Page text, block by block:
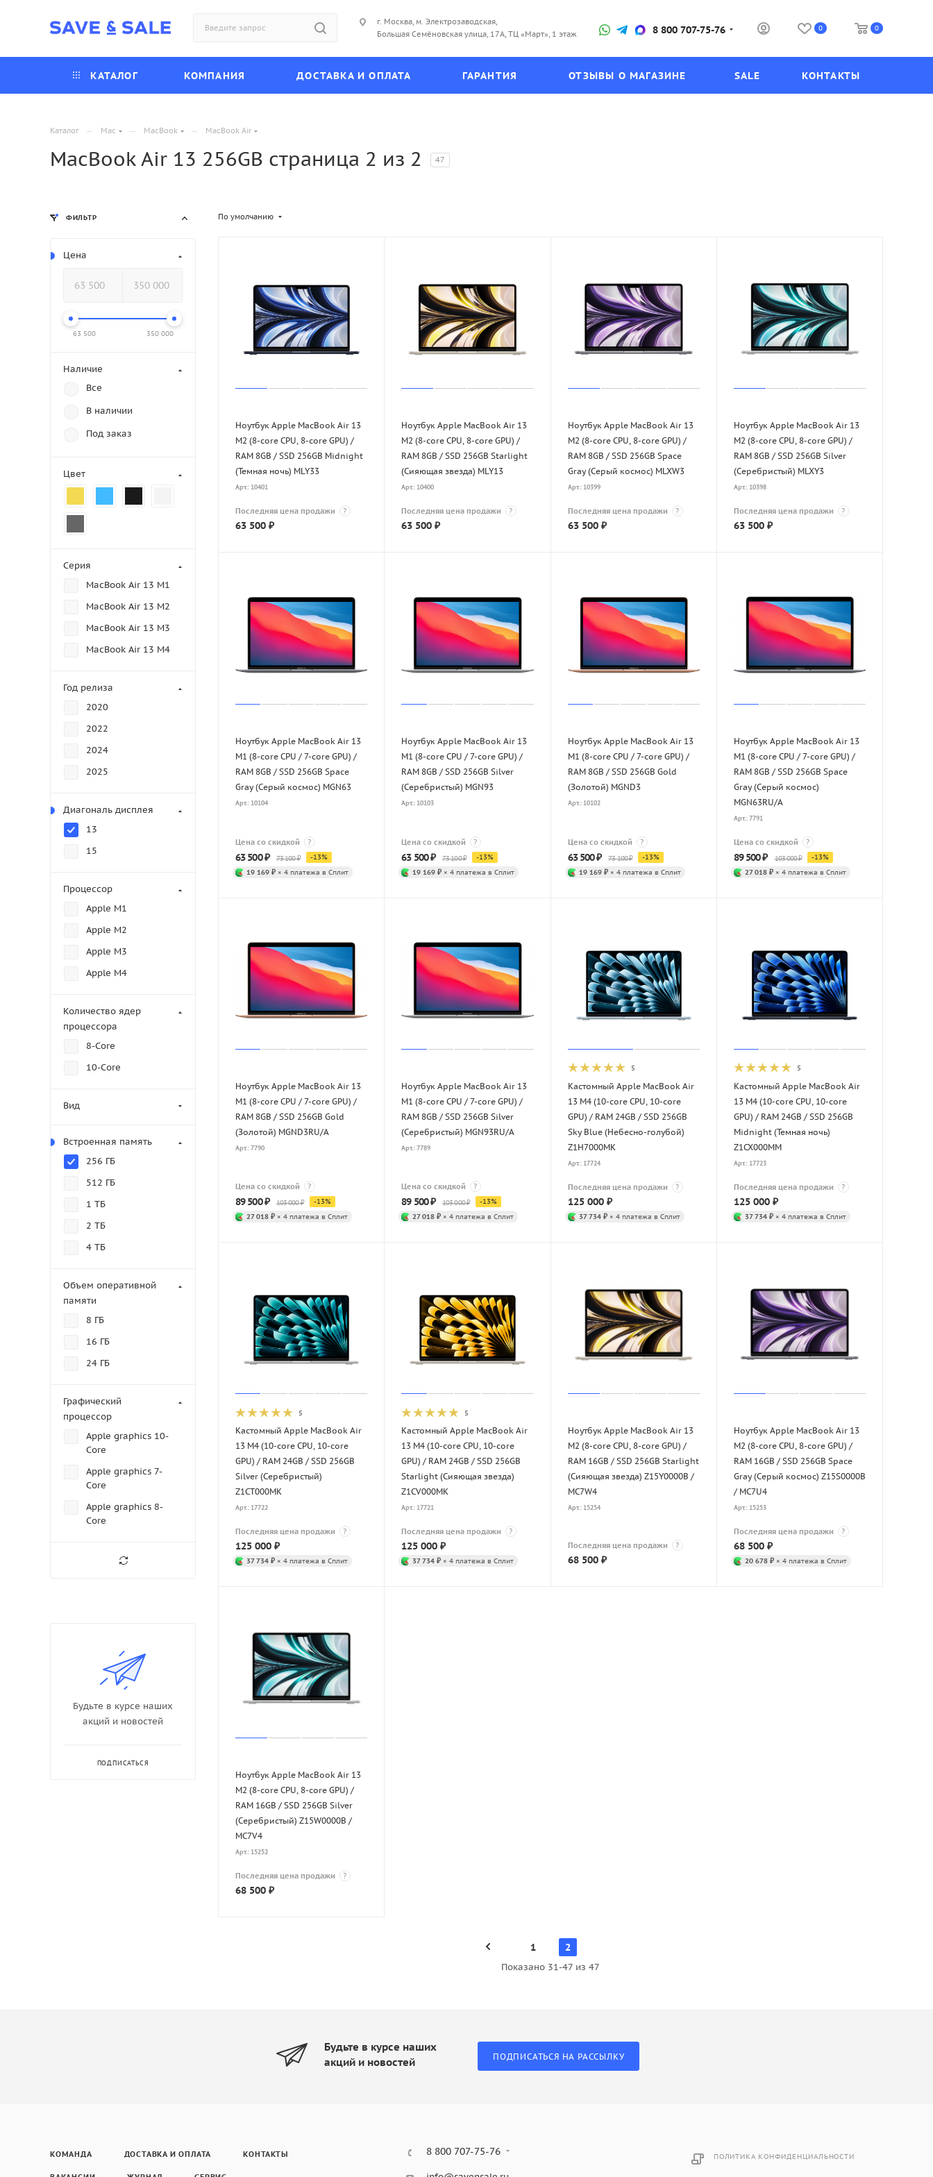
г. Москва, м. Электрозаводская,
Большая Семёновская улица, 17А, ТЦ «Март», 1 этаж
8 800 707-75-76 0 0
КАТАЛОГ КОМПАНИЯ ДОСТАВКА И ОПЛАТА ГАРАНТИЯ ОТЗЫВЫ О МАГАЗИНЕ SALE КОНТАКТЫ
Каталог — Mac — MacBook — MacBook Air
MacBook Air 13 256GB страница 2 из 2 47
По умолчанию
Ноутбук Apple MacBook Air 13
M2 (8-core CPU, 8-core GPU) /
RAM 8GB / SSD 256GB Midnight
(Темная ночь) MLY33
Арт.: 10401
Последняя цена продажи ?
63 500 ₽
Ноутбук Apple MacBook Air 13
M2 (8-core CPU, 8-core GPU) /
RAM 8GB / SSD 256GB Starlight
(Сияющая звезда) MLY13
Арт.: 10400
Последняя цена продажи ?
63 500 ₽
Ноутбук Apple MacBook Air 13
M2 (8-core CPU, 8-core GPU) /
RAM 8GB / SSD 256GB Space
Gray (Серый космос) MLXW3
Арт.: 10399
Последняя цена продажи ?
63 500₽
Ноутбук Apple MacBook Air 13
M2 (8-core CPU, 8-core GPU) /
RAM 8GB / SSD 256GB Silver
(Серебристый) MLXY3
Арт.: 10398
Последняя цена продажи ?
63 500₽
Ноутбук Apple MacBook Air 13
M1 (8-core CPU / 7-core GPU) /
RAM 8GB / SSD 256GB Space
Gray (Серый космос) MGN63
Арт.: 10104
Цена со скидкой ?
63 500₽ 73 100₽ -13%
19 169 ₽ × 4 платежа в Сплит
Ноутбук Apple MacBook Air 13
M1 (8-core CPU / 7-core GPU) /
RAM 8GB / SSD 256GB Silver
(Серебристый) MGN93
Арт.: 10103
Цена со скидкой ?
63 500₽ 73 100₽ -13%
19 169 ₽ × 4 платежа в Сплит
Ноутбук Apple MacBook Air 13
M1 (8-core CPU / 7-core GPU) /
RAM 8GB / SSD 256GB Gold
(Золотой) MGND3
Арт.: 10102
Цена со скидкой ?
63 500₽ 73 100₽ -13%
19 169 ₽× 4 платежа в Сплит
Ноутбук Apple MacBook Air 13
M1 (8-core CPU / 7-core GPU) /
RAM 8GB / SSD 256GB Space
Gray (Серый космос)
MGN63RU/A
Арт.: 7791
Цена со скидкой ?
89 500₽ 103 000₽ -13%
27 018 ₽× 4 платежа в Сплит
Ноутбук Apple MacBook Air 13
M1 (8-core CPU / 7-core GPU) /
RAM 8GB / SSD 256GB Gold
(Золотой) MGND3RU/A
Арт.: 7790
Цена со скидкой ?
89 500₽ 103 000₽ -13%
27 018 ₽ × 4 платежа в Сплит
Ноутбук Apple MacBook Air 13
M1 (8-core CPU / 7-core GPU) /
RAM 8GB / SSD 256GB Silver
(Серебристый) MGN93RU/A
Арт.: 7789
Цена со скидкой ?
89 500₽ 103 000₽ -13%
27 018 ₽ × 4 платежа в Сплит
5
Кастомный Apple MacBook Air
13 M4 (10-core CPU, 10-core
GPU) / RAM 24GB / SSD 256GB
Sky Blue (Небесно-голубой)
Z1H7000MK
Арт.: 17724
Последняя цена продажи ?
125 000₽
37 734 ₽× 4 платежа в Сплит
5
Кастомный Apple MacBook Air
13 M4 (10-core CPU, 10-core
GPU) / RAM 24GB / SSD 256GB
Midnight (Темная ночь)
Z1CX000MM
Арт.: 17723
Последняя цена продажи ?
125 000₽
37 734 ₽× 4 платежа в Сплит
5
Кастомный Apple MacBook Air
13 M4 (10-core CPU, 10-core
GPU) / RAM 24GB / SSD 256GB
Silver (Серебристый)
Z1CT000MK
Арт.: 17722
Последняя цена продажи ?
125 000 ₽
37 734 ₽ × 4 платежа в Сплит
5
Кастомный Apple MacBook Air
13 M4 (10-core CPU, 10-core
GPU) / RAM 24GB / SSD 256GB
Starlight (Сияющая звезда)
Z1CV000MK
Арт.: 17721
Последняя цена продажи ?
125 000 ₽
37 734 ₽ × 4 платежа в Сплит
Ноутбук Apple MacBook Air 13
M2 (8-core CPU, 8-core GPU) /
RAM 16GB / SSD 256GB Starlight
(Сияющая звезда) Z15Y0000B /
MC7W4
Арт.: 15254
Последняя цена продажи ?
68 500₽
Ноутбук Apple MacBook Air 13
M2 (8-core CPU, 8-core GPU) /
RAM 16GB / SSD 256GB Space
Gray (Серый космос) Z15S0000B
/ MC7U4
Арт.: 15253
Последняя цена продажи ?
68 500₽
20 678 ₽× 4 платежа в Сплит
Ноутбук Apple MacBook Air 13
M2 (8-core CPU, 8-core GPU) /
RAM 16GB / SSD 256GB Silver
(Серебристый) Z15W0000B /
MC7V4
Арт.: 15252
Последняя цена продажи ?
68 500 ₽
1 2
Показано 31-47 из 47
ФИЛЬТР
Цена
63 500 350 000
Наличие
Все
В наличии
Под заказ
Цвет
Серия
MacBook Air 13 M1
MacBook Air 13 M2
MacBook Air 13 M3
MacBook Air 13 M4
Год релиза
2020
2022
2024
2025
Диагональ дисплея
13
15
Процессор
Apple M1
Apple M2
Apple M3
Apple M4
Количество ядер
процессора
8-Core
10-Core
Вид
Встроенная память
256 ГБ
512 ГБ
1 ТБ
2 ТБ
4 ТБ
Объем оперативной
памяти
8 ГБ
16 ГБ
24 ГБ
Графический
процессор
Apple graphics 10-
Core
Apple graphics 7-
Core
Apple graphics 8-
Core
Будьте в курсе наших
акций и новостей
ПОДПИСАТЬСЯ
Будьте в курсе наших
акций и новостей
ПОДПИСАТЬСЯ НА РАССЫЛКУ
КОМАНДА ДОСТАВКА И ОПЛАТА КОНТАКТЫ 8 800 707-75-76 ПОЛИТИКА КОНФИДЕНЦИАЛЬНОСТИ